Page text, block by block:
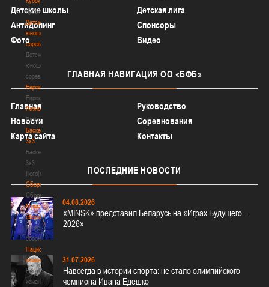
Кубок
Детско-
юношеские
соревнования
Детско-
юношеские
соревнования
Еврокубки
Еврокубки
Разное
Разное
Баскетбол
3х3
Баскетбол
3х3
Лого[modid=121]
Сборные
Сборные
Мужские
сборные
Мужские
сборные
Национальная
команда
Национальная
команда
Детские школы
Детская лига
Антидопинг
Спонсоры
Фото
Видео
ГЛАВНАЯ НАВИГАЦИЯ ОО «БФБ»
Главная
Руководство
Новости
Соревнования
Карта сайта
Контакты
ПОСЛЕДНИЕ НОВОСТИ
04.08.2026
«MINSK» представил Беларусь на «Играх Будущего –
2026»
31.07.2026
Навсегда в истории спорта: не стало олимпийского
чемпиона Ивана Едешко